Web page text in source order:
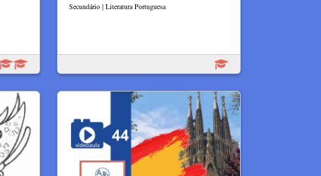
Secundário | Literatura Portuguesa